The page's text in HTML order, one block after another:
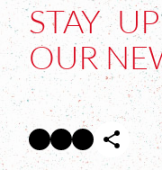
STAY
OUR
Facebook Abre en nueva
Twitter Abre en nueva
InstagramAbre en